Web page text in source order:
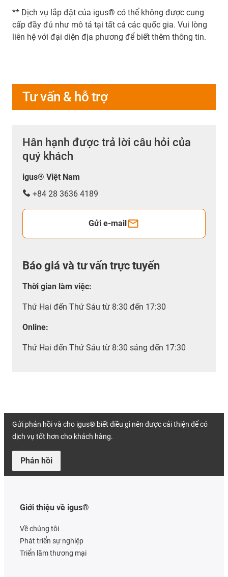
** Dịch vụ lắp đặt của igus® có thể không được cung
cấp đầy đủ như mô tả tại tất cả các quốc gia. Vui lòng
liên hệ với đại diện địa phương để biết thêm thông tin.
Tư vấn & hỗ trợ
Hân hạnh được trả lời câu hỏi của
quý khách
igus® Việt Nam
+84 28 3636 4189
Gửi e-mail
Báo giá và tư vấn trực tuyến
Thời gian làm việc:
Thứ Hai đến Thứ Sáu từ 8:30 đến 17:30
Online:
Thứ Hai đến Thứ Sáu từ 8:30 sáng đến 17:30
Gửi phản hồi và cho igus® biết điều gì nên được cải thiện để có
dịch vụ tốt hơn cho khách hàng.
Phản hồi
Giới thiệu về igus®
Về chúng tôi
Phát triển sự nghiệp
Triển lãm thương mại